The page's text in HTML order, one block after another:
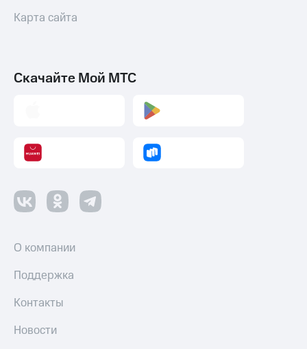
Карта сайта
Скачайте Мой МТС
О компании
Поддержка
Контакты
Новости